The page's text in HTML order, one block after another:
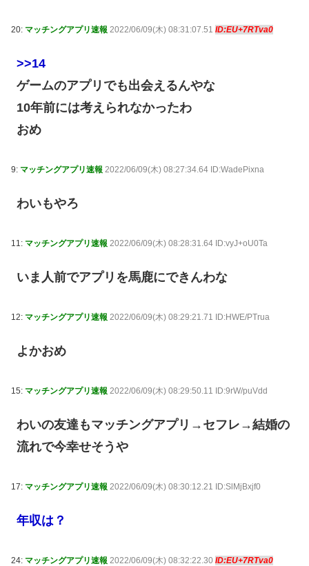
20: マッチングアプリ速報 2022/06/09(木) 08:31:07.51 ID:EU+7RTva0
>>14
ゲームのアプリでも出会えるんやな
10年前には考えられなかったわ
おめ
9: マッチングアプリ速報 2022/06/09(木) 08:27:34.64 ID:WadePixna
わいもやろ
11: マッチングアプリ速報 2022/06/09(木) 08:28:31.64 ID:vyJ+oU0Ta
いま人前でアプリを馬鹿にできんわな
12: マッチングアプリ速報 2022/06/09(木) 08:29:21.71 ID:HWE/PTrua
よかおめ
15: マッチングアプリ速報 2022/06/09(木) 08:29:50.11 ID:9rW/puVdd
わいの友達もマッチングアプリ→セフレ→結婚の
流れで今幸せそうや
17: マッチングアプリ速報 2022/06/09(木) 08:30:12.21 ID:SlMjBxjf0
年収は？
24: マッチングアプリ速報 2022/06/09(木) 08:32:22.30 ID:EU+7RTva0